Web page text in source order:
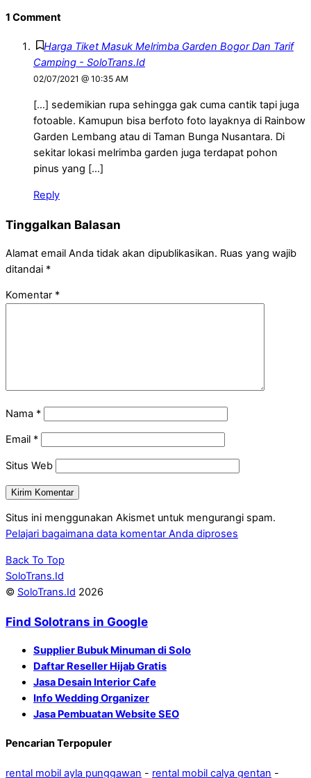
1 Comment
Harga Tiket Masuk Melrimba Garden Bogor Dan Tarif
Camping - SoloTrans.Id
02/07/2021 @ 10:35 AM
[…] sedemikian rupa sehingga gak cuma cantik tapi juga
fotoable. Kamupun bisa berfoto foto layaknya di Rainbow
Garden Lembang atau di Taman Bunga Nusantara. Di
sekitar lokasi melrimba garden juga terdapat pohon
pinus yang […]
Reply
Tinggalkan Balasan
Alamat email Anda tidak akan dipublikasikan. Ruas yang wajib
ditandai *
Komentar *
Nama *
Email *
Situs Web
Situs ini menggunakan Akismet untuk mengurangi spam.
Pelajari bagaimana data komentar Anda diproses
Back To Top
SoloTrans.Id
© SoloTrans.Id 2026
Find Solotrans in Google
Supplier Bubuk Minuman di Solo
Daftar Reseller Hijab Gratis
Jasa Desain Interior Cafe
Info Wedding Organizer
Jasa Pembuatan Website SEO
Pencarian Terpopuler
rental mobil ayla punggawan - rental mobil calya gentan -